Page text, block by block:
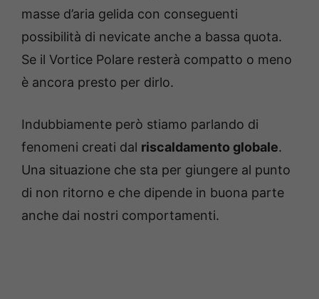
masse d’aria gelida con conseguenti
possibilità di nevicate anche a bassa quota.
Se il Vortice Polare resterà compatto o meno
è ancora presto per dirlo.
Indubbiamente però stiamo parlando di
fenomeni creati dal riscaldamento globale.
Una situazione che sta per giungere al punto
di non ritorno e che dipende in buona parte
anche dai nostri comportamenti.